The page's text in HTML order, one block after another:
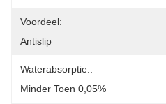
Voordeel:
Antislip
Waterabsorptie::
Minder Toen 0,05%